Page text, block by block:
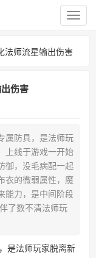
切
换
法师流星输出伤害
伤害
属防具，是法师玩
上线于游戏一开始
御，没毛病配一起
衣的微弱属性，魔
能力，是中间阶段
了数不清法师玩
是法师玩家脱离新